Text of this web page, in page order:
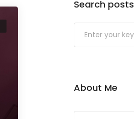
Search posts
Submit
About Me